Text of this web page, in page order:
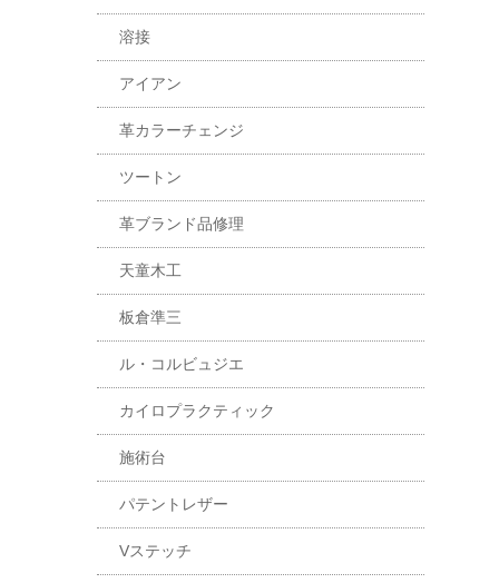
溶接
アイアン
革カラーチェンジ
ツートン
革ブランド品修理
天童木工
板倉準三
ル・コルビュジエ
カイロプラクティック
施術台
パテントレザー
Vステッチ